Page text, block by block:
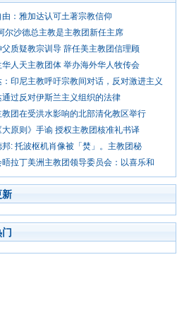
由：雅加达认可土著宗教信仰
尔沙德总主教是主教团新任主席
父质疑教宗训导 辞任美主教团信理顾
华人天主教团体 举办海外华人牧传会
：印尼主教呼吁宗教间对话，反对激进主义
通过反对伊斯兰主义组织的法律
教团在受洪水影响的北部清化教区举行
大原则》手谕 授权主教团核准礼书译
邦: 托波枢机肖像被「焚」。主教团秘
晤拉丁美洲主教团领导委员会：以喜乐和
新